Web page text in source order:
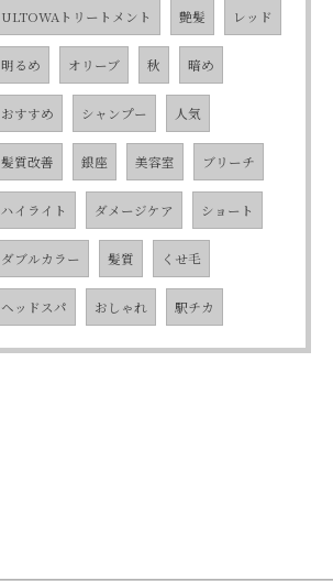
ULTOWAトリートメント 艶髪 レッド
明るめ オリーブ 秋 暗め
おすすめ シャンプー 人気
髪質改善 銀座 美容室 ブリーチ
ハイライト ダメージケア ショート
ダブルカラー 髪質 くせ毛
ヘッドスパ おしゃれ 駅チカ